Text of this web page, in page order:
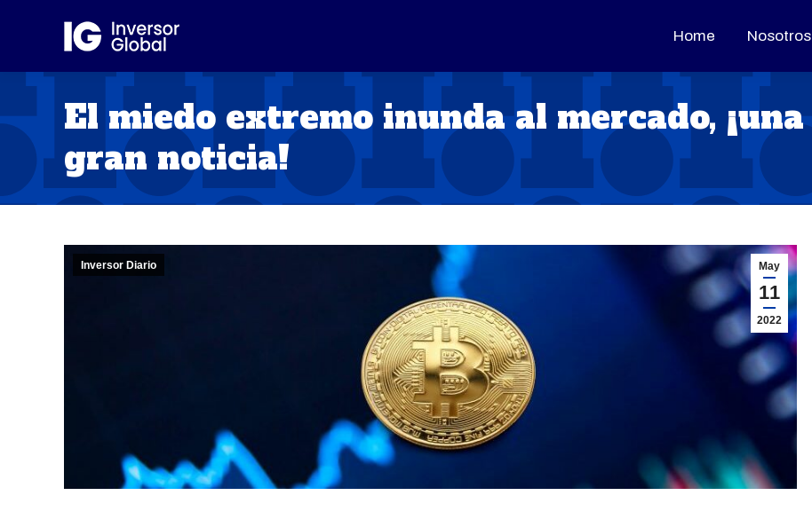
Home Nosotros
El miedo extremo inunda al mercado, ¡una
gran noticia!
May
11
2022
Inversor Diario
Home Nosotros